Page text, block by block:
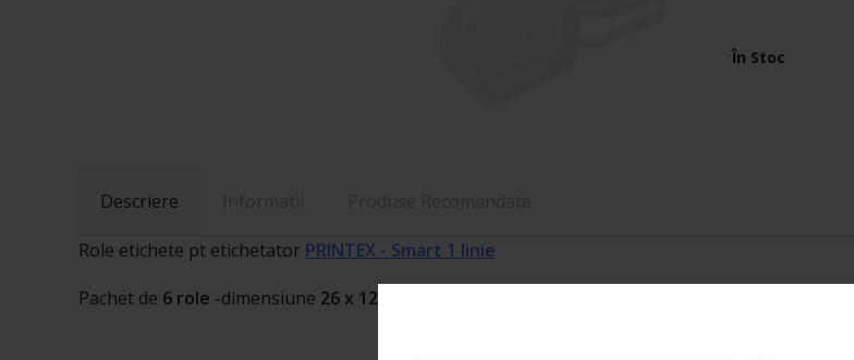
În Stoc
Descriere
Role etichete pt etichetator PRINTEX - Smart 1 linie
Pachet de 6 role -dimensiune 26 x 12mm